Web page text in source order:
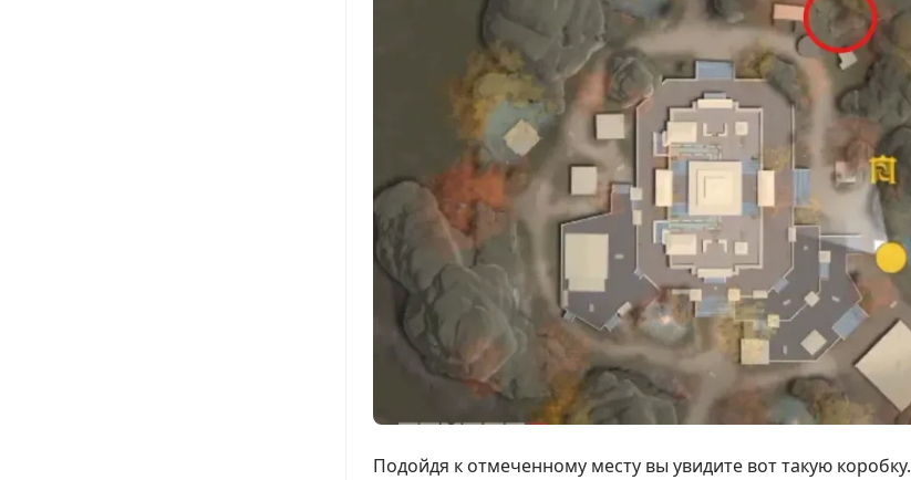
Подойдя к отмеченному месту вы увидите вот такую коробку.